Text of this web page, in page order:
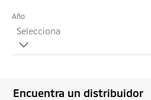
Año
Selecciona
Encuentra un distribuidor